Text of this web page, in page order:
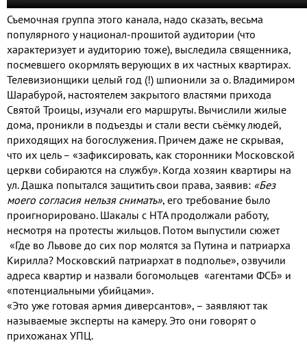
Съемочная группа этого канала, надо сказать, весьма
популярного у национал-прошитой аудитории (что
характеризует и аудиторию тоже), выследила священника,
посмевшего окормлять верующих в их частных квартирах.
Телевизионщики целый год (!) шпионили за о. Владимиром
Шарабурой, настоятелем закрытого властями прихода
Святой Троицы, изучали его маршруты. Вычислили жилые
дома, проникли в подъезды и стали вести съёмку людей,
приходящих на богослужения. Причем даже не скрывая,
что их цель – «зафиксировать, как сторонники Московской
церкви собираются на службу». Когда хозяин квартиры на
ул. Дашка попытался защитить свои права, заявив: «Без
моего согласия нельзя снимать», его требование было
проигнорировано. Шакалы с НТА продолжали работу,
несмотря на протесты жильцов. Потом выпустили сюжет
«Где во Львове до сих пор молятся за Путина и патриарха
Кирилла? Московский патриархат в подполье», озвучили
адреса квартир и назвали богомольцев «агентами ФСБ» и
«потенциальными убийцами».
«Это уже готовая армия диверсантов», – заявляют так
называемые эксперты на камеру. Это они говорят о
прихожанах УПЦ.